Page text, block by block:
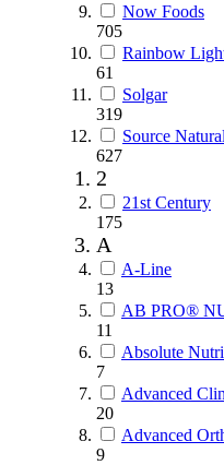
Now Foods
705
Rainbow
61
Solgar
319
Source
627
2
21st Century
175
A
A-Line
13
AB PRO®
11
Absolute
7
Advanced
20
Advanced
9